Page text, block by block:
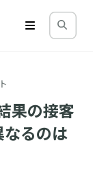
果の接客
なるのは